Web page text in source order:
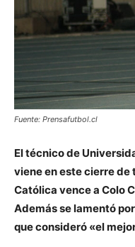
Fuente: Prensafutbol.cl
El técnico de
viene en este cierre de
Católica vence a Colo
Además se lamentó
que consideró «el